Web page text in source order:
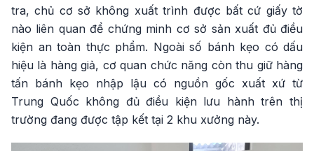
tra, chủ cơ sở không xuất trình được bất cứ giấy tờ
nào liên quan để chứng minh cơ sở sản xuất đủ điều
kiện an toàn thực phẩm. Ngoài số bánh kẹo có dấu
hiệu là hàng giả, cơ quan chức năng còn thu giữ hàng
tấn bánh kẹo nhập lậu có nguồn gốc xuất xứ từ
Trung Quốc không đủ điều kiện lưu hành trên thị
trường đang được tập kết tại 2 khu xưởng này.